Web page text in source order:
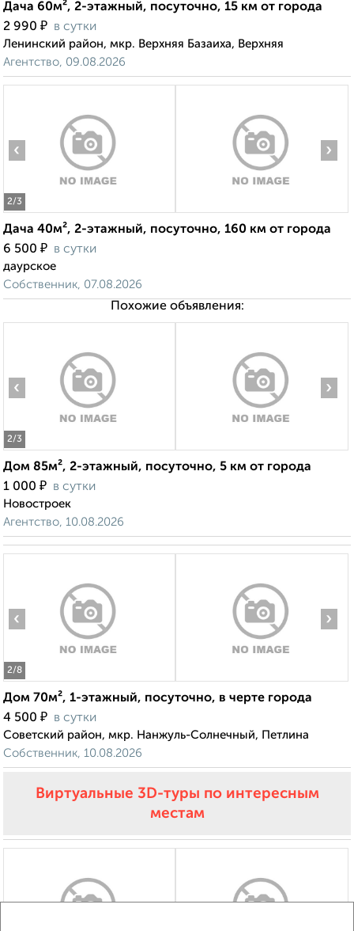
Дача 60м², 2-этажный, посуточно, 15 км от города
2 990 ₽ в сутки
Ленинский район, мкр. Верхняя Базаиха, Верхняя
Агентство, 09.08.2026
2/3
‹ ›
Дача 40м², 2-этажный, посуточно, 160 км от города
6 500 ₽ в сутки
даурское
Собственник, 07.08.2026
Похожие объявления:
2/3
‹ ›
Дом 85м², 2-этажный, посуточно, 5 км от города
1 000 ₽ в сутки
Новостроек
Агентство, 10.08.2026
2/8
‹ ›
Дом 70м², 1-этажный, посуточно, в черте города
4 500 ₽ в сутки
Советский район, мкр. Нанжуль-Солнечный, Петлина
Собственник, 10.08.2026
Виртуальные 3D-туры по интересным
местам